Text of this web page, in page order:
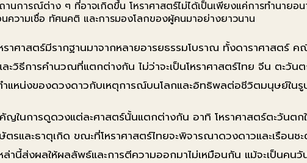
นการณ์ต่าง ๆ ที่อาจเกิดขึ้น โหราศาสตร์ไม่ได้เป็นเพียงแค่การทำนาย
ความเชื่อ ทัศนคติ และการมองโลกของผู้คนมาอย่างยาวนาน
ราศาสตร์มีรากฐานมาจากหลายอารยธรรมโบราณ ทั้งดาราศาสตร์
ละวิธีการคำนวณที่แตกต่างกัน ไม่ว่าจะเป็นโหราศาสตร์ไทย จีน ตะวั
ำแหน่งของดวงดาวกับเหตุการณ์บนโลกและอิทธิพลต่อชีวิตมนุษย์ใน
ญในการดูดวงแต่ละศาสตร์นั้นแตกต่างกัน อาทิ โหราศาสตร์ตะวันตก
ตรและธาตุเกิด ขณะที่โหราศาสตร์ไทยจะพิจารณาดวงดาวและเรือนช
ล่านี้ส่งผลให้ผลลัพธ์และการตีความออกมาไม่เหมือนกัน แม้จะเป็นคน